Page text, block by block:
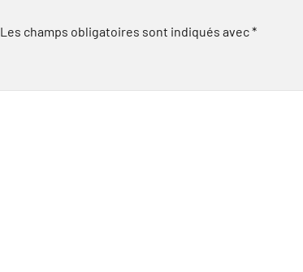
Les champs obligatoires sont indiqués avec*